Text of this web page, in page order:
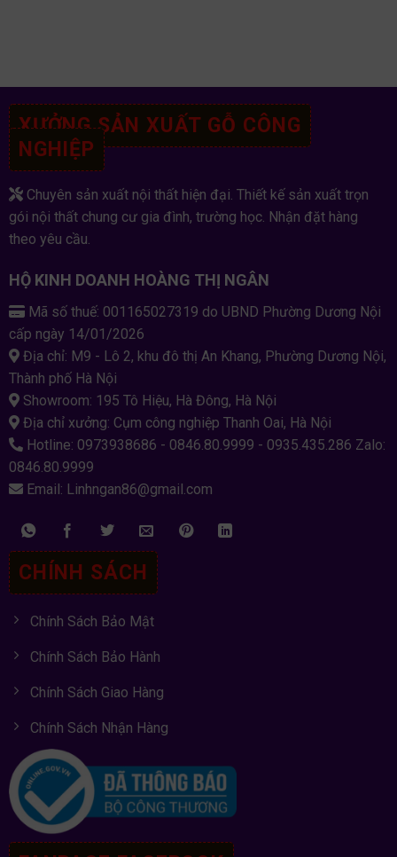
XƯỞNG SẢN XUẤT GỖ CÔNG
NGHIỆP
Chuyên sản xuất nội thất hiện đại. Thiết kế sản xuất trọn
gói nội thất chung cư gia đình, trường học. Nhận đặt hàng
theo yêu cầu.
HỘ KINH DOANH HOÀNG THỊ NGÂN
Mã số thuế: 001165027319 do UBND Phường Dương Nội
cấp ngày 14/01/2026
Địa chỉ: M9 - Lô 2, khu đô thị An Khang, Phường Dương Nội,
Thành phố Hà Nội
Showroom: 195 Tô Hiệu, Hà Đông, Hà Nội
Địa chỉ xưởng: Cụm công nghiệp Thanh Oai, Hà Nội
Hotline: 0973938686 - 0846.80.9999 - 0935.435.286 Zalo:
0846.80.9999
Email: Linhngan86@gmail.com
CHÍNH SÁCH
Chính Sách Bảo Mật
Chính Sách Bảo Hành
Chính Sách Giao Hàng
Chính Sách Nhận Hàng